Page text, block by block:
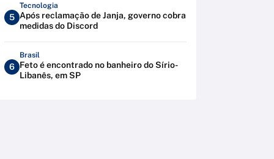
5
Tecnologia
Após reclamação de Janja, governo cobra
medidas do Discord
6
Brasil
Feto é encontrado no banheiro do Sírio-
Libanês, em SP